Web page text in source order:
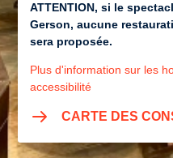
ATTENTION, si le
Gerson, aucune
sera proposée.
Plus d'information sur les
accessibilité
CARTE DES